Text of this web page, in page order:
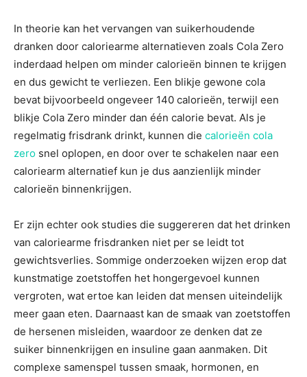
In theorie kan het vervangen van suikerhoudende
dranken door caloriearme alternatieven zoals Cola Zero
inderdaad helpen om minder calorieën binnen te krijgen
en dus gewicht te verliezen. Een blikje gewone cola
bevat bijvoorbeeld ongeveer 140 calorieën, terwijl een
blikje Cola Zero minder dan één calorie bevat. Als je
regelmatig frisdrank drinkt, kunnen die calorieën cola
zero snel oplopen, en door over te schakelen naar een
caloriearm alternatief kun je dus aanzienlijk minder
calorieën binnenkrijgen.
Er zijn echter ook studies die suggereren dat het drinken
van caloriearme frisdranken niet per se leidt tot
gewichtsverlies. Sommige onderzoeken wijzen erop dat
kunstmatige zoetstoffen het hongergevoel kunnen
vergroten, wat ertoe kan leiden dat mensen uiteindelijk
meer gaan eten. Daarnaast kan de smaak van zoetstoffen
de hersenen misleiden, waardoor ze denken dat ze
suiker binnenkrijgen en insuline gaan aanmaken. Dit
complexe samenspel tussen smaak, hormonen, en